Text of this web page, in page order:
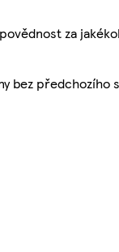
za
bez předchozího